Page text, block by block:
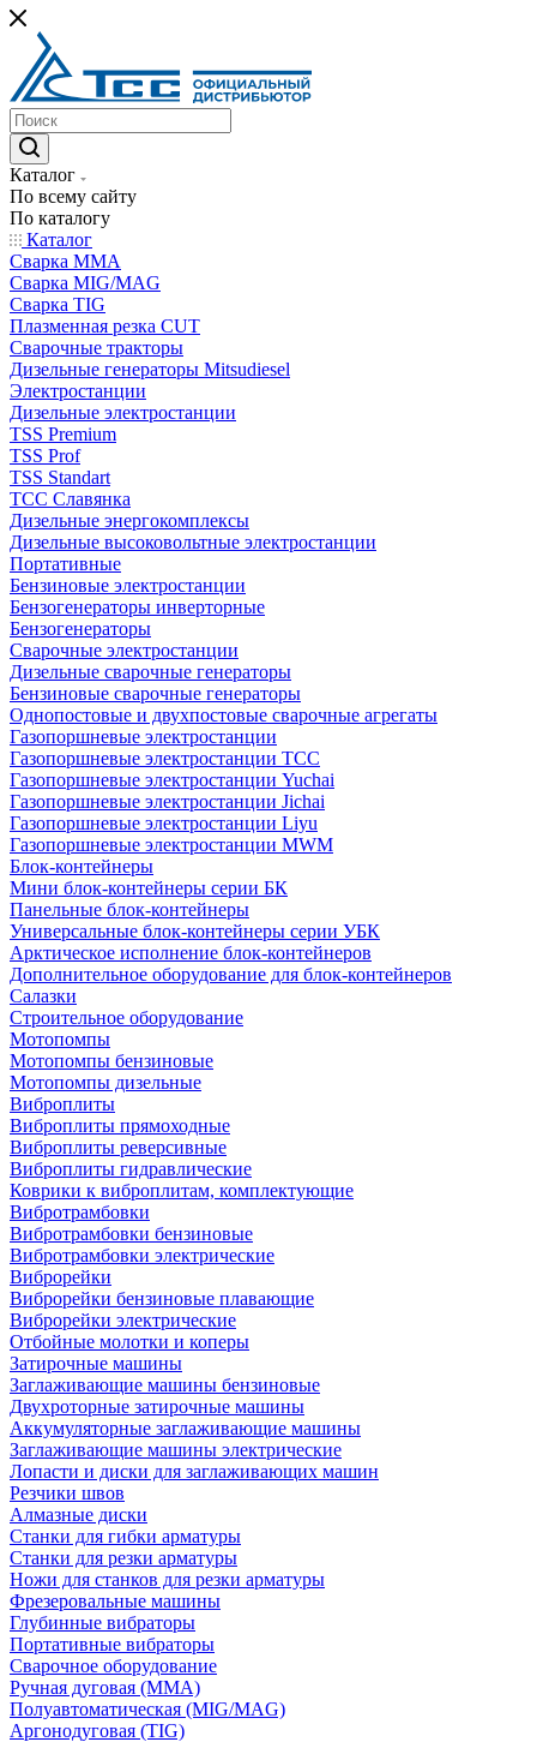
Каталог
По всему сайту
По каталогу
Каталог
Сварка MMA
Сварка MIG/MAG
Сварка TIG
Плазменная резка CUT
Сварочные тракторы
Дизельные генераторы Mitsudiesel
Электростанции
Дизельные электростанции
TSS Premium
TSS Prof
TSS Standart
ТСС Славянка
Дизельные энергокомплексы
Дизельные высоковольтные электростанции
Портативные
Бензиновые электростанции
Бензогенераторы инверторные
Бензогенераторы
Сварочные электростанции
Дизельные сварочные генераторы
Бензиновые сварочные генераторы
Однопостовые и двухпостовые сварочные агрегаты
Газопоршневые электростанции
Газопоршневые электростанции ТСС
Газопоршневые электростанции Yuchai
Газопоршневые электростанции Jichai
Газопоршневые электростанции Liyu
Газопоршневые электростанции MWM
Блок-контейнеры
Мини блок-контейнеры серии БК
Панельные блок-контейнеры
Универсальные блок-контейнеры серии УБК
Арктическое исполнение блок-контейнеров
Дополнительное оборудование для блок-контейнеров
Салазки
Строительное оборудование
Мотопомпы
Мотопомпы бензиновые
Мотопомпы дизельные
Виброплиты
Виброплиты прямоходные
Виброплиты реверсивные
Виброплиты гидравлические
Коврики к виброплитам, комплектующие
Вибротрамбовки
Вибротрамбовки бензиновые
Вибротрамбовки электрические
Виброрейки
Виброрейки бензиновые плавающие
Виброрейки электрические
Отбойные молотки и коперы
Затирочные машины
Заглаживающие машины бензиновые
Двухроторные затирочные машины
Аккумуляторные заглаживающие машины
Заглаживающие машины электрические
Лопасти и диски для заглаживающих машин
Резчики швов
Алмазные диски
Станки для гибки арматуры
Станки для резки арматуры
Ножи для станков для резки арматуры
Фрезеровальные машины
Глубинные вибраторы
Портативные вибраторы
Сварочное оборудование
Ручная дуговая (MMA)
Полуавтоматическая (MIG/MAG)
Аргонодуговая (TIG)